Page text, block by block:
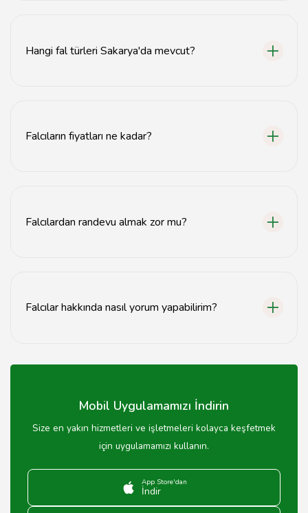
Hangi fal türleri Sakarya'da mevcut?
Falcıların fiyatları ne kadar?
Falcılardan randevu almak zor mu?
Falcılar hakkında nasıl yorum yapabilirim?
sitemizdeki değerlendirme bölümünü kullanabilirsiniz.
Mobil Uygulamamızı İndirin
Size en yakın hizmetleri ve işletmeleri kolayca keşfetmek
için uygulamamızı kullanın.
App Store'dan
İndir